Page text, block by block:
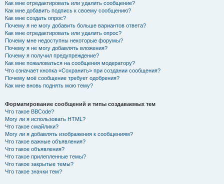
Как мне отредактировать или удалить сообщение?
Как мне добавить подпись к своему сообщению?
Как мне создать опрос?
Почему я не могу добавить больше вариантов ответа?
Как мне отредактировать или удалить опрос?
Почему мне недоступны некоторые форумы?
Почему я не могу добавлять вложения?
Почему я получил предупреждение?
Как мне пожаловаться на сообщения модератору?
Что означает кнопка «Сохранить» при создании сообщения?
Почему моё сообщение требует одобрения?
Как мне вновь поднять мою тему?
Форматирование сообщений и типы создаваемых тем
Что такое BBCode?
Могу ли я использовать HTML?
Что такое смайлики?
Могу ли я добавлять изображения к сообщениям?
Что такое важные объявления?
Что такое объявления?
Что такое прилепленные темы?
Что такое закрытые темы?
Что такое значки тем?